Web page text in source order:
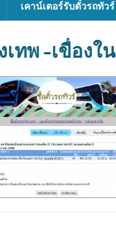
เคาน์เตอร์รับตั๋วรถทัวร์
เทพ -เขื่องใน